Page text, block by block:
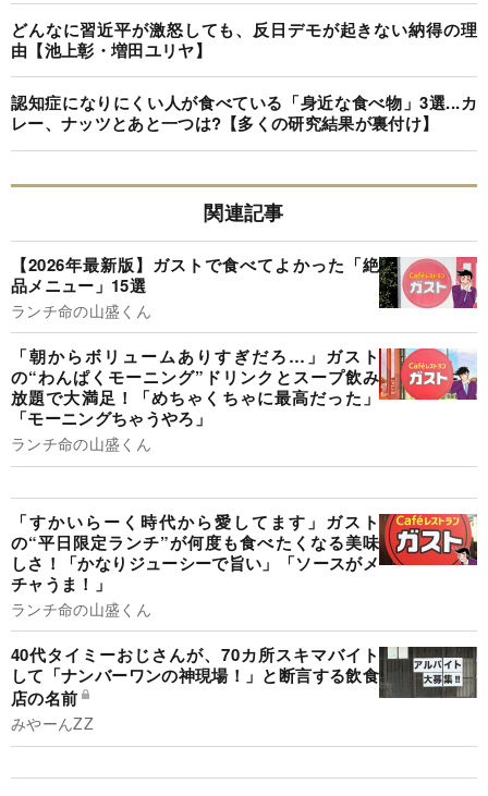
どんなに習近平が激怒しても、反日デモが起きない納得の理
由【池上彰・増田ユリヤ】
認知症になりにくい人が食べている「身近な食べ物」3選...カ
レー、ナッツとあと一つは?【多くの研究結果が裏付け】
関連記事
【2026年最新版】ガストで食べてよかった「絶
品メニュー」15選
ランチ命の山盛くん
「朝からボリュームありすぎだろ…」ガスト
の“わんぱくモーニング”ドリンクとスープ飲み
放題で大満足！「めちゃくちゃに最高だった」
「モーニングちゃうやろ」
ランチ命の山盛くん
「すかいらーく時代から愛してます」ガスト
の“平日限定ランチ”が何度も食べたくなる美味
しさ！「かなりジューシーで旨い」「ソースがメ
チャうま！」
ランチ命の山盛くん
40代タイミーおじさんが、70カ所スキマバイト
して「ナンバーワンの神現場！」と断言する飲食
店の名前
みやーんZZ